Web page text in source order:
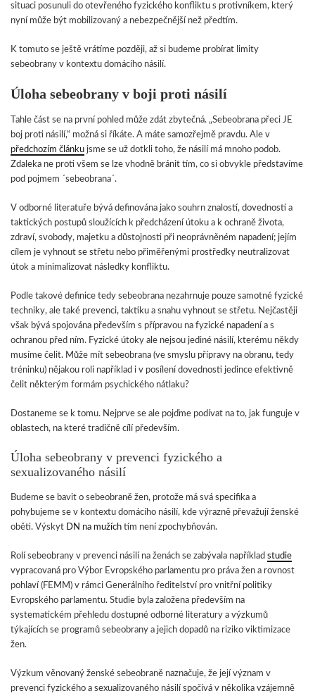
situaci posunuli do otevřeného fyzického konfliktu s protivníkem, který
nyní může být mobilizovaný a nebezpečnější než předtím.
K tomuto se ještě vrátíme později, až si budeme probírat limity
sebeobrany v kontextu domácího násilí.
Úloha sebeobrany v boji proti násilí
Tahle část se na první pohled může zdát zbytečná. „Sebeobrana přeci JE
boj proti násilí,“ možná si říkáte. A máte samozřejmě pravdu. Ale v
předchozím článku jsme se už dotkli toho, že násilí má mnoho podob.
Zdaleka ne proti všem se lze vhodně bránit tím, co si obvykle představíme
pod pojmem ´sebeobrana´.
V odborné literatuře bývá definována jako souhrn znalostí, dovedností a
taktických postupů sloužících k předcházení útoku a k ochraně života,
zdraví, svobody, majetku a důstojnosti při neoprávněném napadení; jejím
cílem je vyhnout se střetu nebo přiměřenými prostředky neutralizovat
útok a minimalizovat následky konfliktu.
Podle takové definice tedy sebeobrana nezahrnuje pouze samotné fyzické
techniky, ale také prevenci, taktiku a snahu vyhnout se střetu. Nejčastěji
však bývá spojována především s přípravou na fyzické napadení a s
ochranou před ním. Fyzické útoky ale nejsou jediné násilí, kterému někdy
musíme čelit. Může mít sebeobrana (ve smyslu přípravy na obranu, tedy
tréninku) nějakou roli například i v posílení dovednosti jedince efektivně
čelit některým formám psychického nátlaku?
Dostaneme se k tomu. Nejprve se ale pojďme podívat na to, jak funguje v
oblastech, na které tradičně cílí především.
Úloha sebeobrany v prevenci fyzického a
sexualizovaného násilí
Budeme se bavit o sebeobraně žen, protože má svá specifika a
pohybujeme se v kontextu domácího násilí, kde výrazně převažují ženské
oběti. Výskyt DN na mužích tím není zpochybňován.
Rolí sebeobrany v prevenci násilí na ženách se zabývala například studie
vypracovaná pro Výbor Evropského parlamentu pro práva žen a rovnost
pohlaví (FEMM) v rámci Generálního ředitelství pro vnitřní politiky
Evropského parlamentu. Studie byla založena především na
systematickém přehledu dostupné odborné literatury a výzkumů
týkajících se programů sebeobrany a jejich dopadů na riziko viktimizace
žen.
Výzkum věnovaný ženské sebeobraně naznačuje, že její význam v
prevenci fyzického a sexualizovaného násilí spočívá v několika vzájemně